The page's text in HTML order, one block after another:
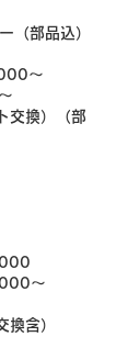
（部品込）
～
交換）（部
～
換含）